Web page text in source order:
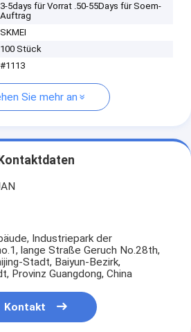
3-5days für Vorrat .50-55Days für Soem-
Auftrag
SKMEI
100 Stück
#1113
Sie mehr an
Kontaktdaten
Industriepark der
lange Straße Geruch No.28th,
Stadt, Baiyun-Bezirk,
Provinz Guangdong, China
Kontakt